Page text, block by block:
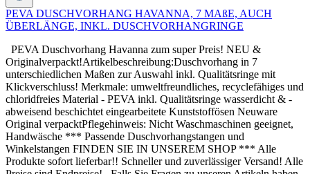
PEVA DUSCHVORHANG HAVANNA, 7 MAßE, AUCH
ÜBERLÄNGE, INKL. DUSCHVORHANGRINGE
PEVA Duschvorhang Havanna zum super Preis! NEU &
Originalverpackt!Artikelbeschreibung:Duschvorhang in 7
unterschiedlichen Maßen zur Auswahl inkl. Qualitätsringe mit
Klickverschluss! Merkmale: umweltfreundliches, recyclefähiges und
chloridfreies Material - PEVA inkl. Qualitätsringe wasserdicht & -
abweisend beschichtet eingearbeitete Kunststoffösen Neuware
Original verpacktPflegehinweis: Nicht Waschmaschinen geeignet,
Handwäsche *** Passende Duschvorhangstangen und
Winkelstangen FINDEN SIE IN UNSEREM SHOP *** Alle
Produkte sofort lieferbar!! Schneller und zuverlässiger Versand! Alle